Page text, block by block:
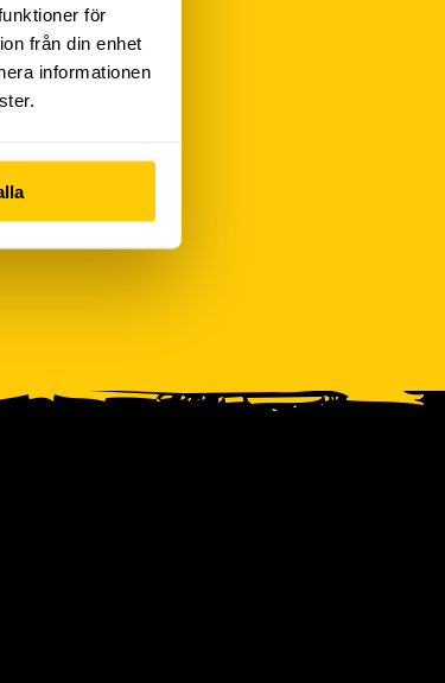
för
från din enhet
informationen